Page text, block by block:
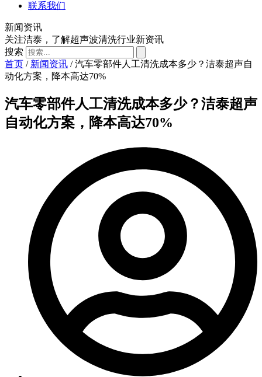
联系我们
新闻资讯
关注洁泰，了解超声波清洗行业新资讯
搜索
首页 / 新闻资讯 / 汽车零部件人工清洗成本多少？洁泰超声自
动化方案，降本高达70%
汽车零部件人工清洗成本多少？洁泰超声
自动化方案，降本高达70%